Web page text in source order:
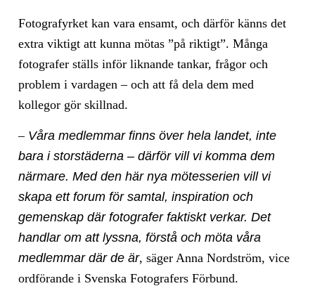
Fotografyrket kan vara ensamt, och därför känns det
extra viktigt att kunna mötas ”på riktigt”. Många
fotografer ställs inför liknande tankar, frågor och
problem i vardagen – och att få dela dem med
kollegor gör skillnad.
– Våra medlemmar finns över hela landet, inte
bara i storstäderna – därför vill vi komma dem
närmare. Med den här nya mötesserien vill vi
skapa ett forum för samtal, inspiration och
gemenskap där fotografer faktiskt verkar. Det
handlar om att lyssna, förstå och möta våra
medlemmar där de är, säger Anna Nordström, vice
ordförande i Svenska Fotografers Förbund.